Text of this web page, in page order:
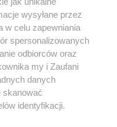
w
korzystania z portali
sięz nami
wysyłane przez
w celu zapewniania
spersonalizowanych
odbiorców oraz
my i Zaufani
danych
skanować
identyfikacji.